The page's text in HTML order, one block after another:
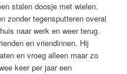
stalen doosje met wielen.
zonder tegensputteren overal
naar werk en weer terug.
en vriendinnen. Hij
en vroeg alleen maar zo
keer per jaar een